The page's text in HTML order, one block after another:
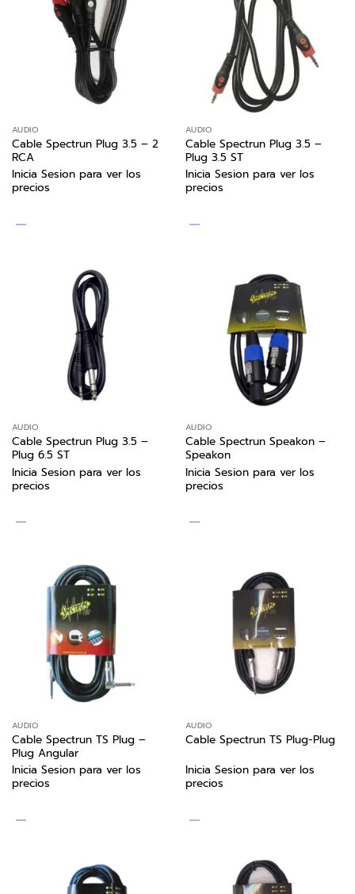
AUDIO
Cable Spectrun Plug 3.5 – 2
RCA
Inicia Sesion para ver los
precios
AUDIO
Cable Spectrun Plug 3.5 –
Plug 3.5 ST
Inicia Sesion para ver los
precios
AUDIO
Cable Spectrun Plug 3.5 –
Plug 6.5 ST
Inicia Sesion para ver los
precios
AUDIO
Cable Spectrun Speakon –
Speakon
Inicia Sesion para ver los
precios
AUDIO
Cable Spectrun TS Plug –
Plug Angular
Inicia Sesion para ver los
precios
AUDIO
Cable Spectrun TS Plug-Plug
Inicia Sesion para ver los
precios